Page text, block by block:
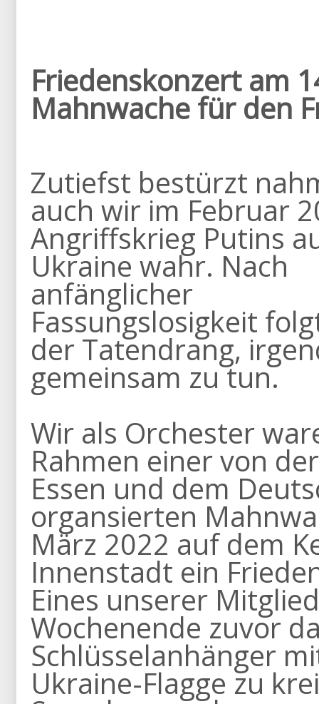
Friedenskonzert am
Mahnwache für den
Zutiefst bestürzt
auch wir im Februar
Angriffskrieg Putins
Ukraine wahr. Nach
anfänglicher
Fassungslosigkeit
der Tatendrang,
gemeinsam zu tun.
Wir als Orchester
Rahmen einer von
Essen und dem
organsierten
März 2022 auf dem
Innenstadt ein
Eines unserer
Wochenende zuvor
Schlüsselanhänger
Ukraine-Flagge zu